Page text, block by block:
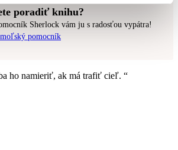
poradiť knihu?
Sherlock vám ju s radosťou vypátra!
pomocník
ho namieriť, ak má trafiť cieľ.